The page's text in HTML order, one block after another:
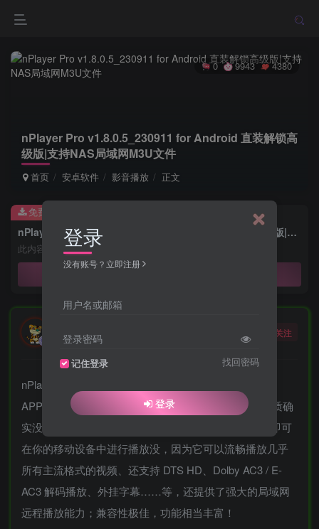
nPlayer Pro v1.8.0.5_230911 for Android 直装解锁高
级版|支持NAS局域网M3U文件
首页 安卓软件 影音播放 正文
0 9943 4380
nPlayer Pro v1.8.0.5_230911 for Android 直装解锁高级版|支持NAS局域网M3U文件
此内容为免费资源，请登录后查看
免费资源
酒醒只在花前坐，酒醉还来花下眠。
关注
nPlayer 是一款 iOS 上极受推崇的万能格式高清播放器
APP！现在 nPlayer 已来到了安卓平台。nPlayer 的素质确
实没辜负它的盛名，您无需将视频文件转换为 MP4，即可
在你的移动设备中进行播放没，因为它可以流畅播放几乎
所有主流格式的视频、还支持 DTS HD、Dolby AC3 / E-
AC3 解码播放、外挂字幕……等，还提供了强大的局域网
远程播放能力；兼容性极佳，功能相当丰富！
登录
没有账号？立即注册
用户名或邮箱
登录密码
记住登录 找回密码
登录